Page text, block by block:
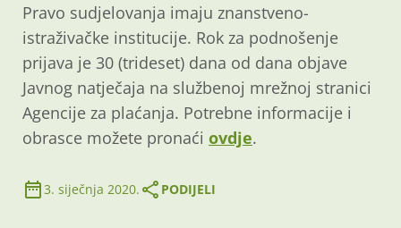
Pravo sudjelovanja imaju znanstveno-
istraživačke institucije. Rok za podnošenje
prijava je 30 (trideset) dana od dana objave
Javnog natječaja na službenoj mrežnoj stranici
Agencije za plaćanja. Potrebne informacije i
obrasce možete pronaći ovdje.
3. siječnja 2020. PODIJELI